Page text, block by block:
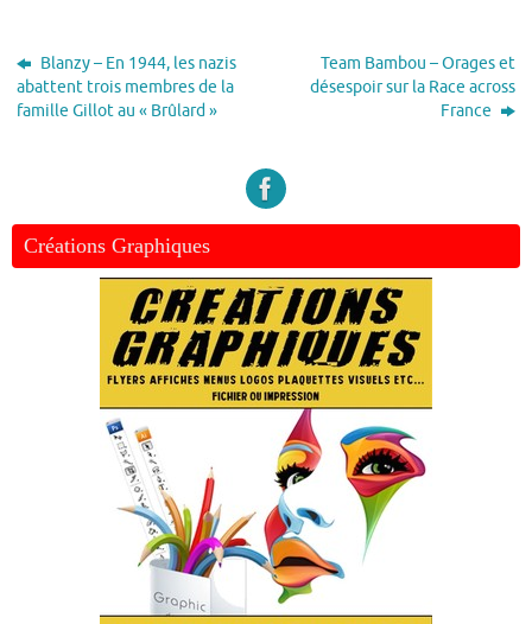
Blanzy – En 1944, les nazis
abattent trois membres de la
famille Gillot au « Brûlard »
Team Bambou – Orages et
désespoir sur la Race across
France
Créations Graphiques